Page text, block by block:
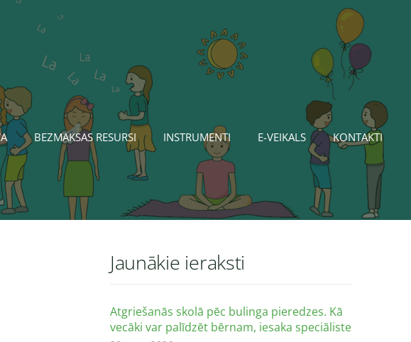
BEZMAKSAS RESURSI INSTRUMENTI E-VEIKALS KONTAKTI
Jaunākie ieraksti
Atgriešanās skolā pēc bulinga pieredzes. Kā
vecāki var palīdzēt bērnam, iesaka speciāliste